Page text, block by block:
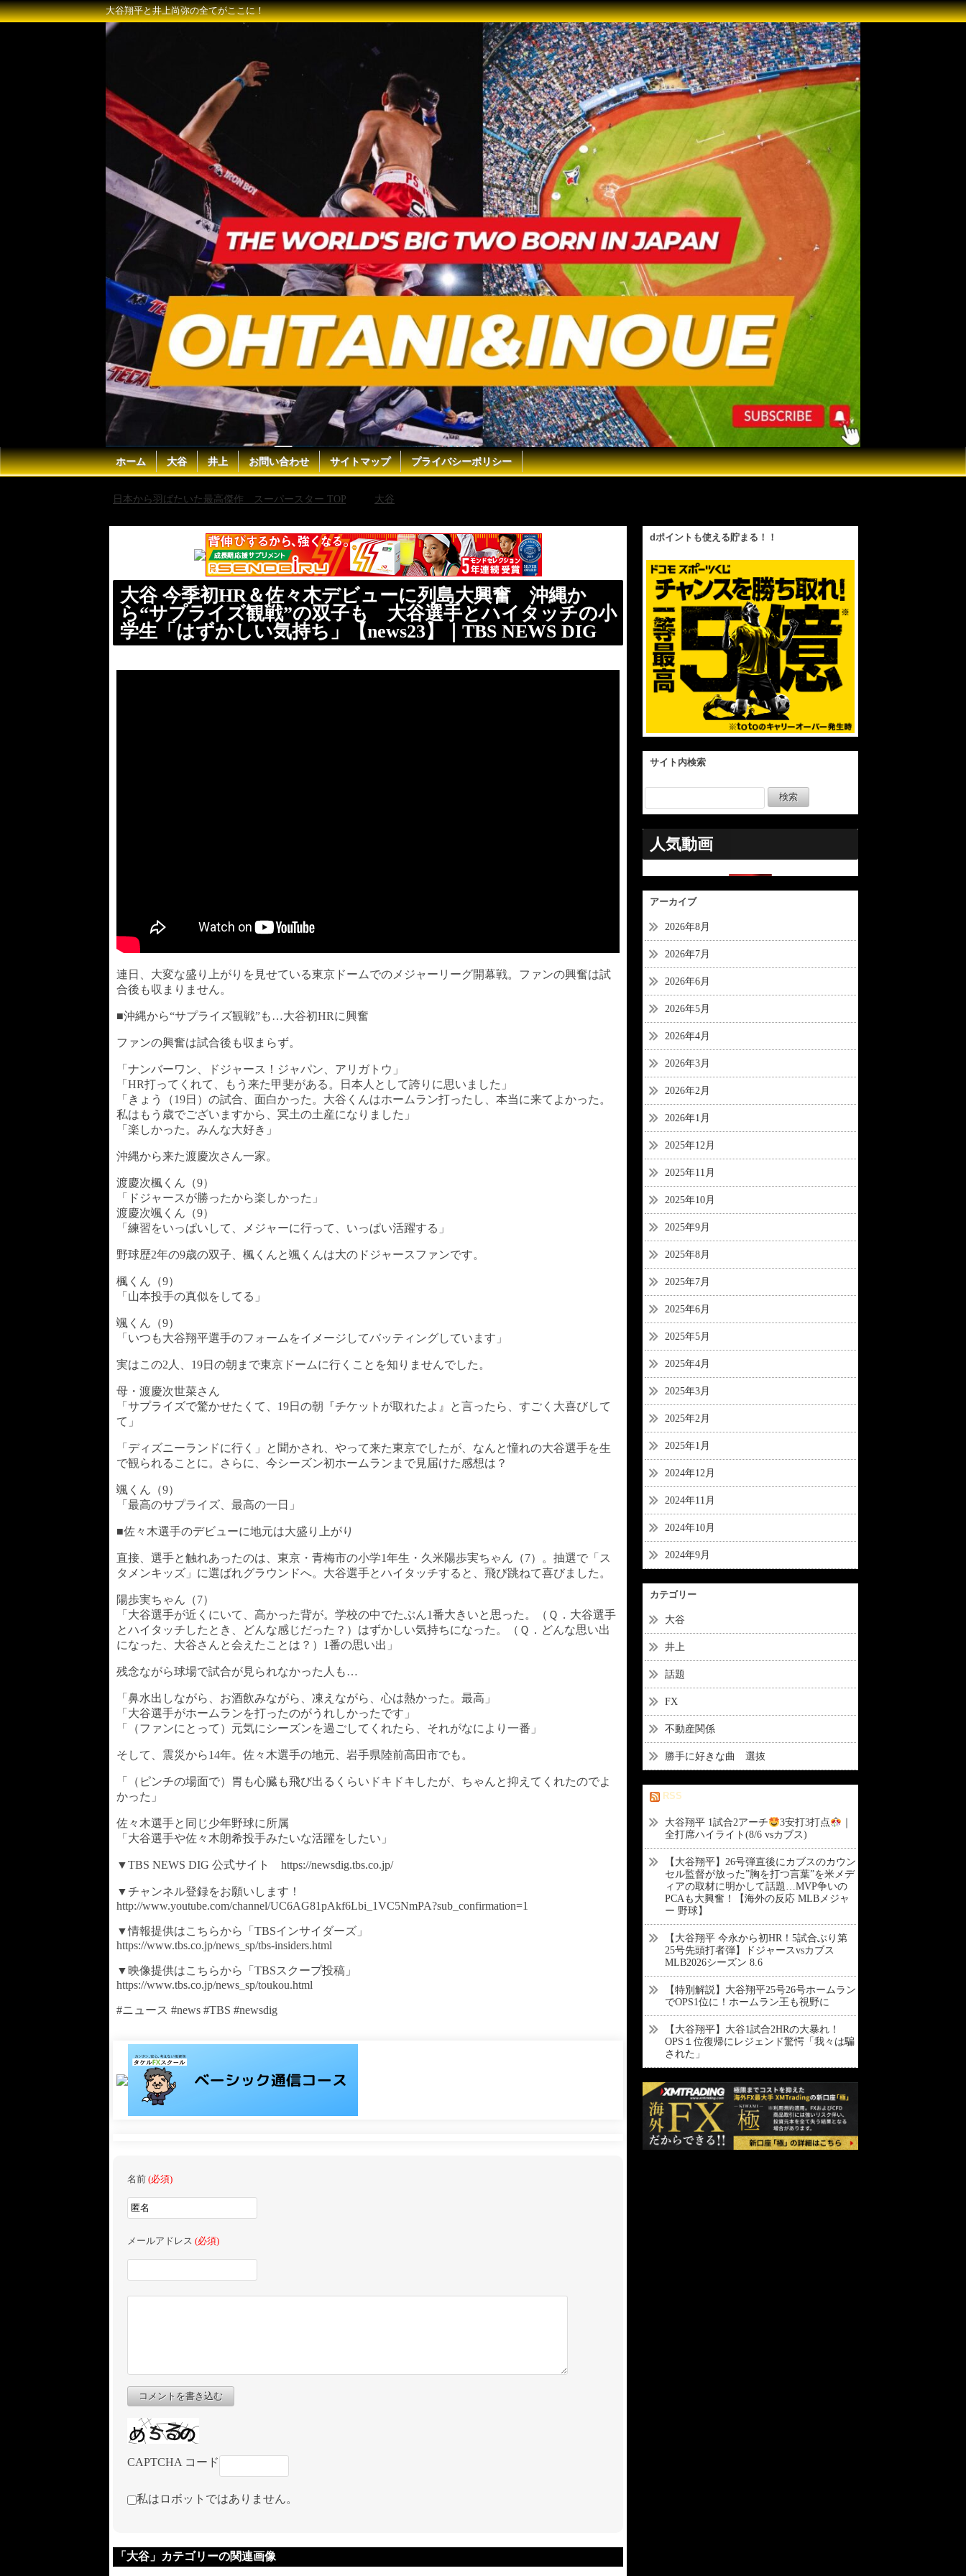
大谷翔平と井上尚弥の全てがここに！
ホーム 大谷 井上 お問い合わせ サイトマップ プライバシーポリシー
日本から羽ばたいた最高傑作 スーパースター TOP 大谷
大谷 今季初HR＆佐々木デビューに列島大興奮 沖縄か
ら“サプライズ観戦”の双子も 大谷選手とハイタッチの小
学生「はずかしい気持ち」【news23】｜TBS NEWS DIG
連日、大変な盛り上がりを見せている東京ドームでのメジャーリーグ開幕戦。ファンの興奮は試
合後も収まりません。
■沖縄から“サプライズ観戦”も…大谷初HRに興奮
ファンの興奮は試合後も収まらず。
「ナンバーワン、ドジャース！ジャパン、アリガトウ」
「HR打ってくれて、もう来た甲斐がある。日本人として誇りに思いました」
「きょう（19日）の試合、面白かった。大谷くんはホームラン打ったし、本当に来てよかった。
私はもう歳でございますから、冥土の土産になりました」
「楽しかった。みんな大好き」
沖縄から来た渡慶次さん一家。
渡慶次楓くん（9）
「ドジャースが勝ったから楽しかった」
渡慶次颯くん（9）
「練習をいっぱいして、メジャーに行って、いっぱい活躍する」
野球歴2年の9歳の双子、楓くんと颯くんは大のドジャースファンです。
楓くん（9）
「山本投手の真似をしてる」
颯くん（9）
「いつも大谷翔平選手のフォームをイメージしてバッティングしています」
実はこの2人、19日の朝まで東京ドームに行くことを知りませんでした。
母・渡慶次世菜さん
「サプライズで驚かせたくて、19日の朝『チケットが取れたよ』と言ったら、すごく大喜びして
て」
「ディズニーランドに行く」と聞かされ、やって来た東京でしたが、なんと憧れの大谷選手を生
で観られることに。さらに、今シーズン初ホームランまで見届けた感想は？
颯くん（9）
「最高のサプライズ、最高の一日」
■佐々木選手のデビューに地元は大盛り上がり
直接、選手と触れあったのは、東京・青梅市の小学1年生・久米陽歩実ちゃん（7）。抽選で「ス
タメンキッズ」に選ばれグラウンドへ。大谷選手とハイタッチすると、飛び跳ねて喜びました。
陽歩実ちゃん（7）
「大谷選手が近くにいて、高かった背が。学校の中でたぶん1番大きいと思った。（Ｑ．大谷選手
とハイタッチしたとき、どんな感じだった？）はずかしい気持ちになった。（Ｑ．どんな思い出
になった、大谷さんと会えたことは？）1番の思い出」
残念ながら球場で試合が見られなかった人も…
「鼻水出しながら、お酒飲みながら、凍えながら、心は熱かった。最高」
「大谷選手がホームランを打ったのがうれしかったです」
「（ファンにとって）元気にシーズンを過ごしてくれたら、それがなにより一番」
そして、震災から14年。佐々木選手の地元、岩手県陸前高田市でも。
「（ピンチの場面で）胃も心臓も飛び出るくらいドキドキしたが、ちゃんと抑えてくれたのでよ
かった」
佐々木選手と同じ少年野球に所属
「大谷選手や佐々木朗希投手みたいな活躍をしたい」
▼TBS NEWS DIG 公式サイト https://newsdig.tbs.co.jp/
▼チャンネル登録をお願いします！
http://www.youtube.com/channel/UC6AG81pAkf6Lbi_1VC5NmPA?sub_confirmation=1
▼情報提供はこちらから「TBSインサイダーズ」
https://www.tbs.co.jp/news_sp/tbs-insiders.html
▼映像提供はこちらから「TBSスクープ投稿」
https://www.tbs.co.jp/news_sp/toukou.html
#ニュース #news #TBS #newsdig
名前 (必須)
メールアドレス (必須)
コメントを書き込む
CAPTCHA コード
私はロボットではありません。
「大谷」カテゴリーの関連画像
dポイントも使える貯まる！！
サイト内検索
人気動画
アーカイブ
2026年8月
2026年7月
2026年6月
2026年5月
2026年4月
2026年3月
2026年2月
2026年1月
2025年12月
2025年11月
2025年10月
2025年9月
2025年8月
2025年7月
2025年6月
2025年5月
2025年4月
2025年3月
2025年2月
2025年1月
2024年12月
2024年11月
2024年10月
2024年9月
カテゴリー
大谷
井上
話題
FX
不動産関係
勝手に好きな曲 選抜
RSS
大谷翔平 1試合2アーチ 3安打3打点
全打席ハイライト(8/6 vsカブス)
【大谷翔平】26号弾直後にカブスのカウン
セル監督が放った”胸を打つ言葉”を米メデ
ィアの取材に明かして話題…MVP争いの
PCAも大興奮！【海外の反応 MLBメジャ
ー 野球】
【大谷翔平 今永から初HR！5試合ぶり第
25号先頭打者弾】ドジャースvsカブス
MLB2026シーズン 8.6
【特別解説】大谷翔平25号26号ホームラン
でOPS1位に！ホームラン王も視野に
【大谷翔平】大谷1試合2HRの大暴れ！
OPS１位復帰にレジェンド驚愕「我々は騙
された」